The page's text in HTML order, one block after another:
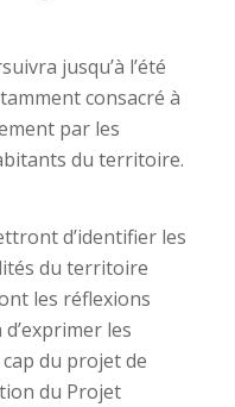
jusqu’à l’été
consacré à
par les
du territoire.
d’identifier les
du territoire
les réflexions
les
du projet de
du Projet